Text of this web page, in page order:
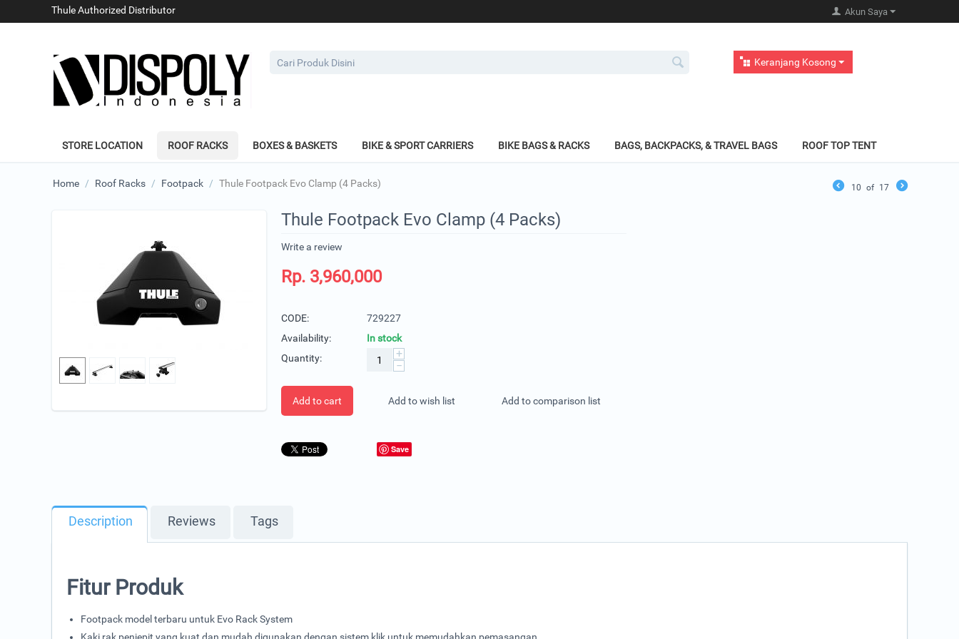
Thule Authorized Distributor Akun Saya
Keranjang Kosong
STORE LOCATION ROOF RACKS BOXES & BASKETS BIKE & SPORT CARRIERS BIKE BAGS & RACKS BAGS, BACKPACKS, & TRAVEL BAGS ROOF TOP TENT
Home / Roof Racks / Footpack / Thule Footpack Evo Clamp (4 Packs) 10 of 17
Thule Footpack Evo Clamp (4 Packs)
Write a review
Rp. 3,960,000
CODE:
729227
Availability:
In stock
Quantity:
+
−
Add to cart Add to wish list Add to comparison list
Save
Description Reviews Tags
Fitur Produk
Footpack model terbaru untuk Evo Rack System